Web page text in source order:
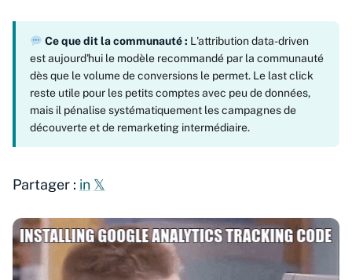
Ce que dit la communauté : L'attribution data-driven
est aujourd'hui le modèle recommandé par la communauté
dès que le volume de conversions le permet. Le last click
reste utile pour les petits comptes avec peu de données,
mais il pénalise systématiquement les campagnes de
découverte et de remarketing intermédiaire.
Partager : in 𝕏